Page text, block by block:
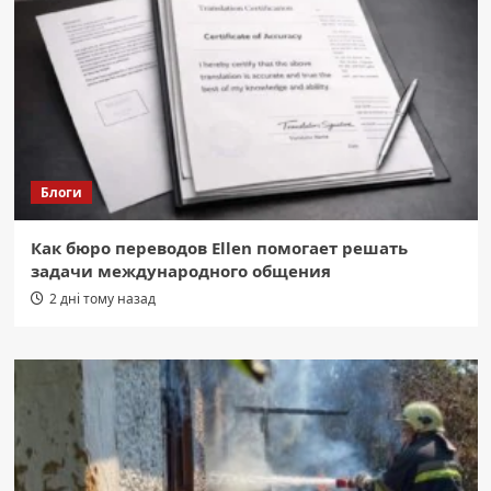
Блоги
Как бюро переводов Ellen помогает решать
задачи международного общения
2 дні тому назад